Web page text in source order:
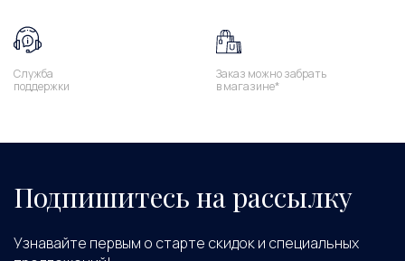
Служба
поддержки
Заказ можно забрать
в магазине*
Подпишитесь на рассылку
Узнавайте первым о старте скидок и специальных